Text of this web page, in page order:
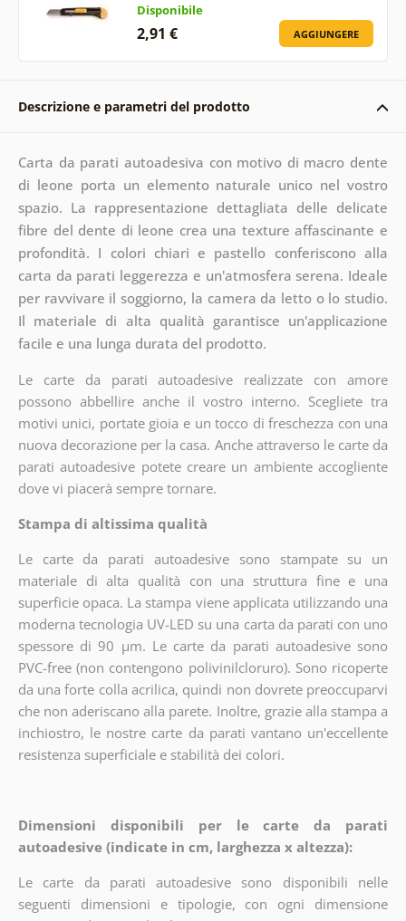
Disponibile
2,91 € AGGIUNGERE
Descrizione e parametri del prodotto
Carta da parati autoadesiva con motivo di macro dente
di leone porta un elemento naturale unico nel vostro
spazio. La rappresentazione dettagliata delle delicate
fibre del dente di leone crea una texture affascinante e
profondità. I colori chiari e pastello conferiscono alla
carta da parati leggerezza e un'atmosfera serena. Ideale
per ravvivare il soggiorno, la camera da letto o lo studio.
Il materiale di alta qualità garantisce un'applicazione
facile e una lunga durata del prodotto.
Le carte da parati autoadesive realizzate con amore
possono abbellire anche il vostro interno. Scegliete tra
motivi unici, portate gioia e un tocco di freschezza con una
nuova decorazione per la casa. Anche attraverso le carte da
parati autoadesive potete creare un ambiente accogliente
dove vi piacerà sempre tornare.
Stampa di altissima qualità
Le carte da parati autoadesive sono stampate su un
materiale di alta qualità con una struttura fine e una
superficie opaca. La stampa viene applicata utilizzando una
moderna tecnologia UV-LED su una carta da parati con uno
spessore di 90 µm. Le carte da parati autoadesive sono
PVC-free (non contengono polivinilcloruro). Sono ricoperte
da una forte colla acrilica, quindi non dovrete preoccuparvi
che non aderiscano alla parete. Inoltre, grazie alla stampa a
inchiostro, le nostre carte da parati vantano un'eccellente
resistenza superficiale e stabilità dei colori.
Dimensioni disponibili per le carte da parati
autoadesive (indicate in cm, larghezza x altezza):
Le carte da parati autoadesive sono disponibili nelle
seguenti dimensioni e tipologie, con ogni dimensione